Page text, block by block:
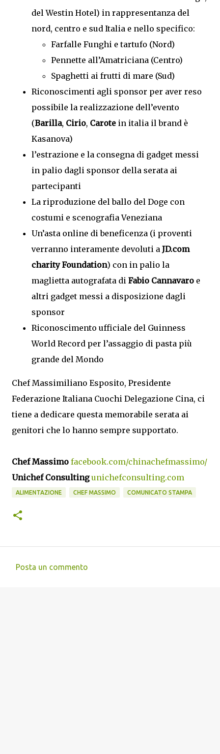
del Westin Hotel) in rappresentanza del
nord, centro e sud Italia e nello specifico:
Farfalle Funghi e tartufo (Nord)
Pennette all’Amatriciana (Centro)
Spaghetti ai frutti di mare (Sud)
Riconoscimenti agli sponsor per aver reso
possibile la realizzazione dell’evento
(Barilla, Cirio, Carote in italia il brand è
Kasanova)
l’estrazione e la consegna di gadget messi
in palio dagli sponsor della serata ai
partecipanti
La riproduzione del ballo del Doge con
costumi e scenografia Veneziana
Un’asta online di beneficenza (i proventi
verranno interamente devoluti a JD.com
charity Foundation) con in palio la
maglietta autografata di Fabio Cannavaro e
altri gadget messi a disposizione dagli
sponsor
Riconoscimento ufficiale del Guinness
World Record per l’assaggio di pasta più
grande del Mondo
Chef Massimiliano Esposito, Presidente
Federazione Italiana Cuochi Delegazione Cina, ci
tiene a dedicare questa memorabile serata ai
genitori che lo hanno sempre supportato.
Chef Massimo facebook.com/chinachefmassimo/
Unichef Consulting unichefconsulting.com
ALIMENTAZIONE CHEF MASSIMO COMUNICATO STAMPA
Posta un commento